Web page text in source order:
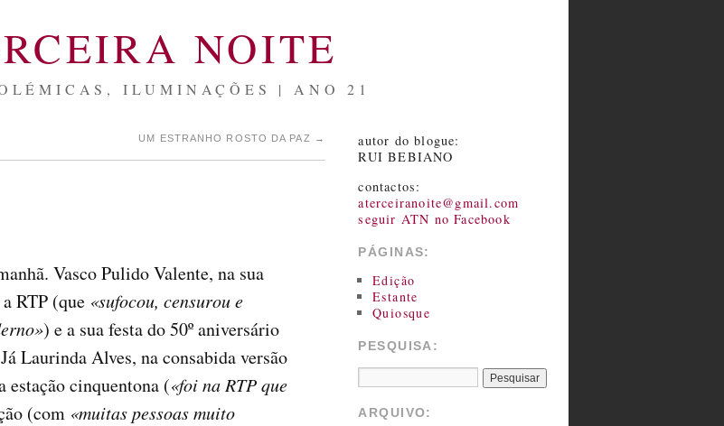
NOITE
ILUMINAÇÕES | ANO 21
UM ESTRANHO ROSTO DA PAZ →
Vasco Pulido Valente, na sua
RTP (que «sufocou, censurou e
) e a sua festa do 50º aniversário
Laurinda Alves, na consabida versão
estação cinquentona («foi na RTP que
(com «muitas pessoas muito
autor do blogue:
RUI BEBIANO
contactos:
aterceiranoite@gmail.com
seguir ATN no Facebook
PÁGINAS:
Edição
Estante
Quiosque
PESQUISA:
ARQUIVO: